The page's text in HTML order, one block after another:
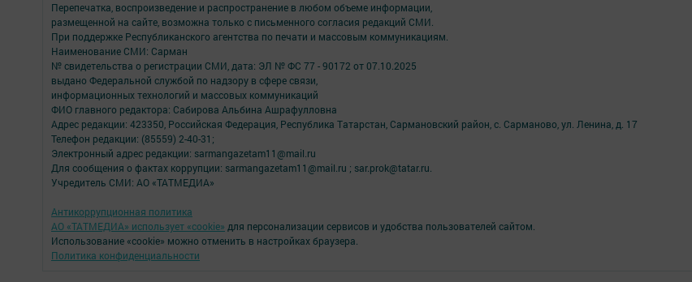
Перепечатка, воспроизведение и распространение в любом объеме информации,
размещенной на сайте, возможна только с письменного согласия редакций СМИ.
При поддержке Республиканского агентства по печати и массовым коммуникациям.
Наименование СМИ: Сарман
№ свидетельства о регистрации СМИ, дата: ЭЛ № ФС 77 - 90172 от 07.10.2025
выдано Федеральной службой по надзору в сфере связи,
информационных технологий и массовых коммуникаций
ФИО главного редактора: Сабирова Альбина Ашрафулловна
Адрес редакции: 423350, Российская Федерация, Республика Татарстан, Сармановский район, с. Сарманово, ул. Ленина, д. 17
Телефон редакции: (85559) 2-40-31;
Электронный адрес редакции: sarmangazetam11@mail.ru
Для сообщения о фактах коррупции: sarmangazetam11@mail.ru ; sar.prok@tatar.ru.
Учредитель СМИ: АО «ТАТМЕДИА»
Антикоррупционная политика
АО «ТАТМЕДИА» использует «cookie» для персонализации сервисов и удобства пользователей сайтом.
Использование «cookie» можно отменить в настройках браузера.
Политика конфиденциальности